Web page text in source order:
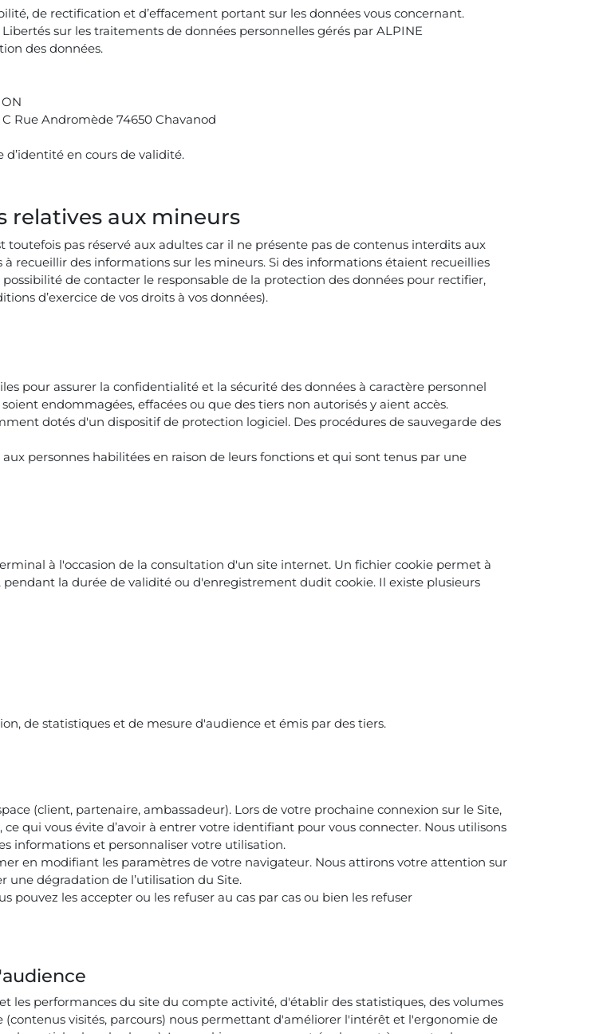
de rectification et d’effacement portant sur les données vous concernant.
sur les traitements de données personnelles gérés par ALPINE
des données.
Rue Andromède 74650 Chavanod
d’identité en cours de validité.
relatives aux mineurs
toutefois pas réservé aux adultes car il ne présente pas de contenus interdits aux
recueillir des informations sur les mineurs. Si des informations étaient recueillies
de contacter le responsable de la protection des données pour rectifier,
d’exercice de vos droits à vos données).
pour assurer la confidentialité et la sécurité des données à caractère personnel
endommagées, effacées ou que des tiers non autorisés y aient accès.
dotés d'un dispositif de protection logiciel. Des procédures de sauvegarde des
personnes habilitées en raison de leurs fonctions et qui sont tenus par une
à l'occasion de la consultation d'un site internet. Un fichier cookie permet à
la durée de validité ou d'enregistrement dudit cookie. Il existe plusieurs
de statistiques et de mesure d'audience et émis par des tiers.
(client, partenaire, ambassadeur). Lors de votre prochaine connexion sur le Site,
qui vous évite d’avoir à entrer votre identifiant pour vous connecter. Nous utilisons
informations et personnaliser votre utilisation.
en modifiant les paramètres de votre navigateur. Nous attirons votre attention sur
une dégradation de l’utilisation du Site.
pouvez les accepter ou les refuser au cas par cas ou bien les refuser
performances du site du compte activité, d'établir des statistiques, des volumes
visités, parcours) nous permettant d'améliorer l'intérêt et l'ergonomie de